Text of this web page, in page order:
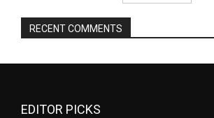
RECENT COMMENTS
EDITOR PICKS